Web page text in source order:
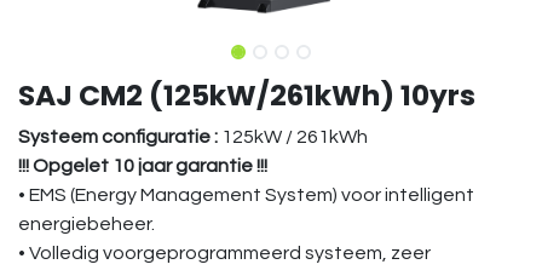
SAJ CM2 (125kW/261kWh) 10yrs
Systeem configuratie : 125kW / 261kWh
!!! Opgelet 10 jaar garantie !!!
• EMS (Energy Management System) voor intelligent
energiebeheer.
• Volledig voorgeprogrammeerd systeem, zeer